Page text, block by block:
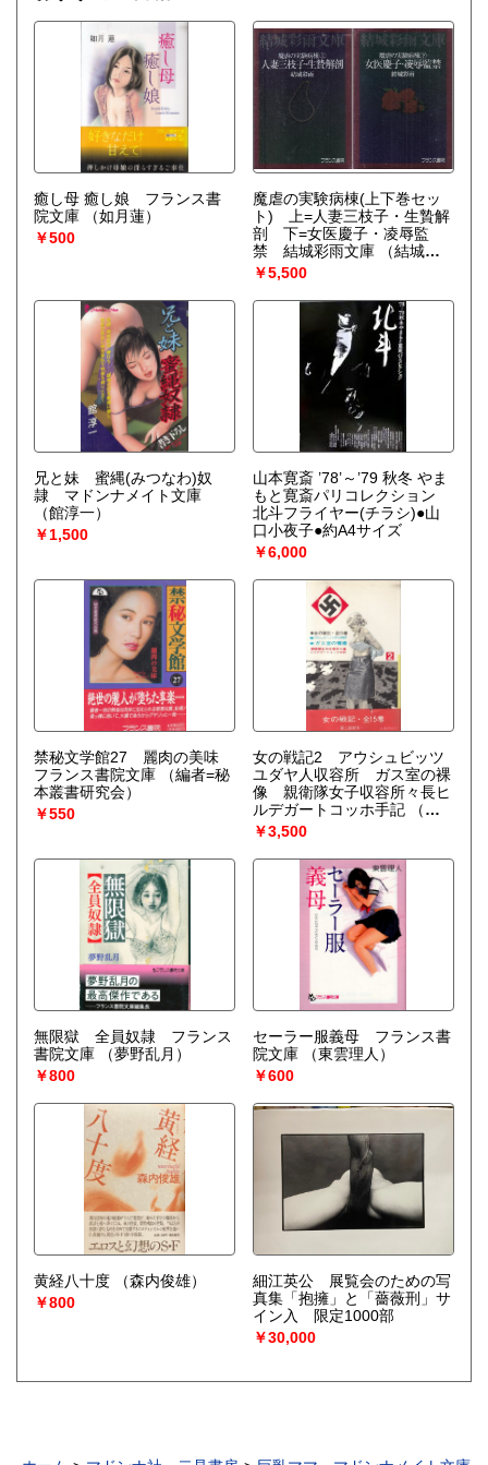
癒し母 癒し娘 フランス書
院文庫
（如月蓮）
￥500
魔虐の実験病棟(上下巻セッ
ト) 上=人妻三枝子・生贄解
剖 下=女医慶子・凌辱監
禁 結城彩雨文庫
（結城彩
雨）
￥5,500
兄と妹 蜜縄(みつなわ)奴
隷 マドンナメイト文庫
（館淳一）
￥1,500
山本寛斎 ’78’～’79 秋冬 やま
もと寛斎パリコレクション
北斗フライヤー(チラシ)●山
口小夜子●約A4サイズ
￥6,000
禁秘文学館27 麗肉の美味
フランス書院文庫
（編者=秘
本叢書研究会）
￥550
女の戦記2 アウシュビッツ
ユダヤ人収容所 ガス室の裸
像 親衛隊女子収容所々長ヒ
ルデガートコッホ手記
（編
者=近代戦史研究会）
￥3,500
無限獄 全員奴隷 フランス
書院文庫
（夢野乱月）
￥800
セーラー服義母 フランス書
院文庫
（東雲理人）
￥600
黄経八十度
（森内俊雄）
￥800
細江英公 展覧会のための写
真集「抱擁」と「薔薇刑」サ
イン入 限定1000部
￥30,000